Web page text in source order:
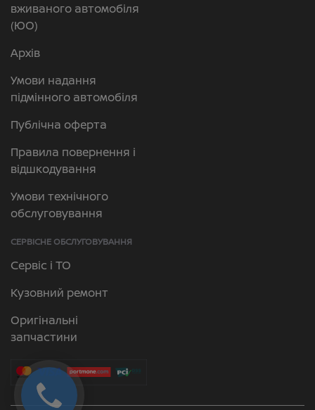
вживаного автомобіля
(ЮО)
Архів
Умови надання
підмінного автомобіля
Публічна оферта
Правила повернення і
відшкодування
Умови технічного
обслуговування
СЕРВІСНЕ ОБСЛУГОВУВАННЯ
Сервіс і ТО
Кузовний ремонт
Оригінальні
запчастини